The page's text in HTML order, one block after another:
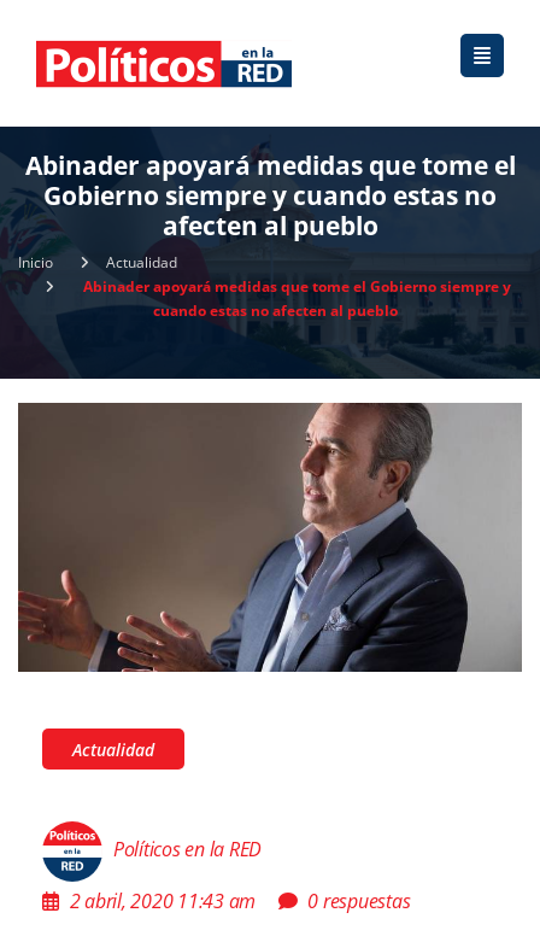
Abinader apoyará medidas que tome el
Gobierno siempre y cuando estas no
afecten al pueblo
Inicio
Actualidad
Abinader apoyará medidas que tome el Gobierno siempre y
cuando estas no afecten al pueblo
Actualidad
Políticos en la RED
2 abril, 2020 11:43 am
0 respuestas